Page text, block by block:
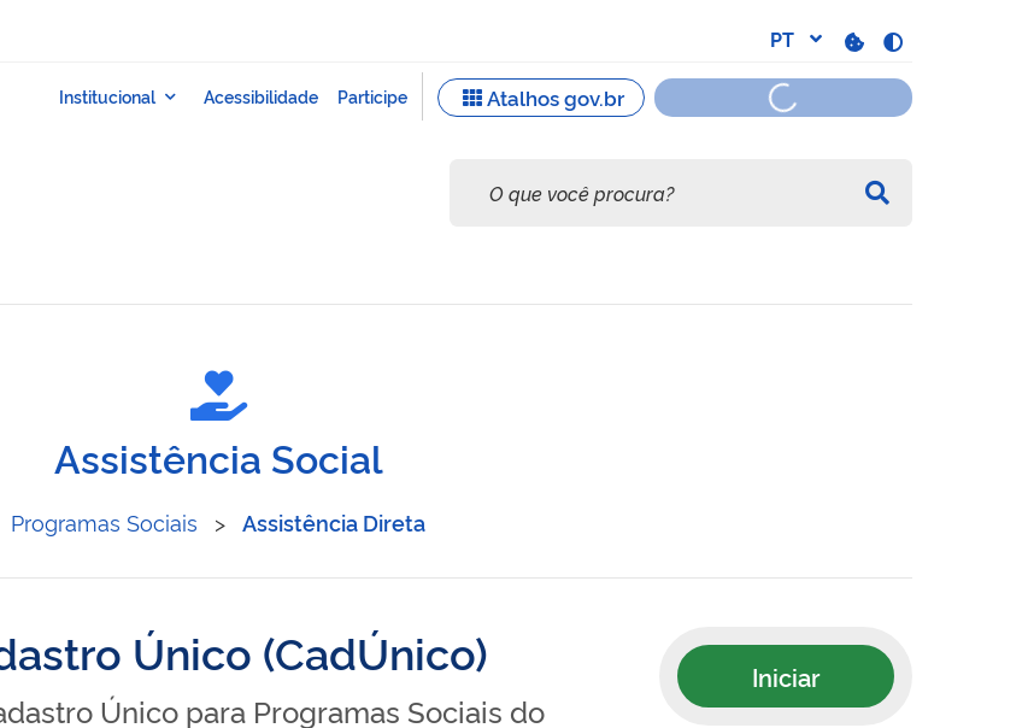
Assistência Social
Programas Sociais > Assistência Direta
Único (CadÚnico)
Único para Programas Sociais do
Iniciar